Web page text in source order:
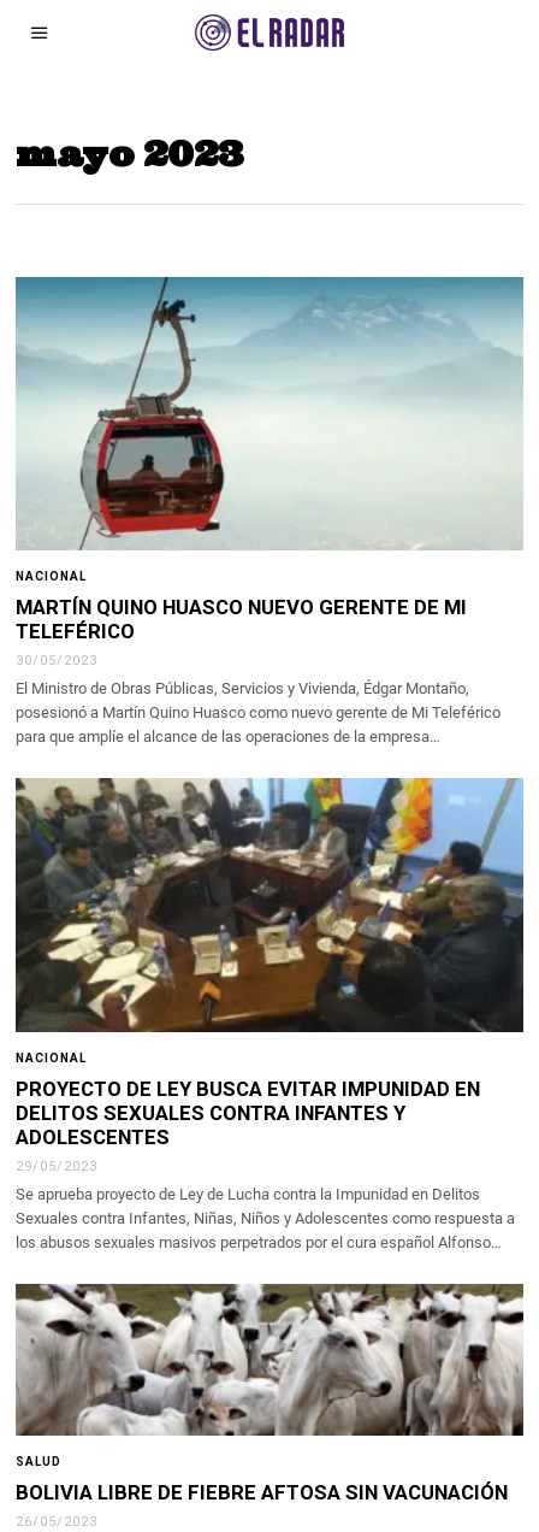
mayo 2023
NACIONAL
MARTÍN QUINO HUASCO NUEVO GERENTE DE MI
TELEFÉRICO
30/05/2023
El Ministro de Obras Públicas, Servicios y Vivienda, Édgar Montaño,
posesionó a Martín Quino Huasco como nuevo gerente de Mi Teleférico
para que amplíe el alcance de las operaciones de la empresa…
NACIONAL
PROYECTO DE LEY BUSCA EVITAR IMPUNIDAD EN
DELITOS SEXUALES CONTRA INFANTES Y
ADOLESCENTES
29/05/2023
Se aprueba proyecto de Ley de Lucha contra la Impunidad en Delitos
Sexuales contra Infantes, Niñas, Niños y Adolescentes como respuesta a
los abusos sexuales masivos perpetrados por el cura español Alfonso…
SALUD
BOLIVIA LIBRE DE FIEBRE AFTOSA SIN VACUNACIÓN
26/05/2023